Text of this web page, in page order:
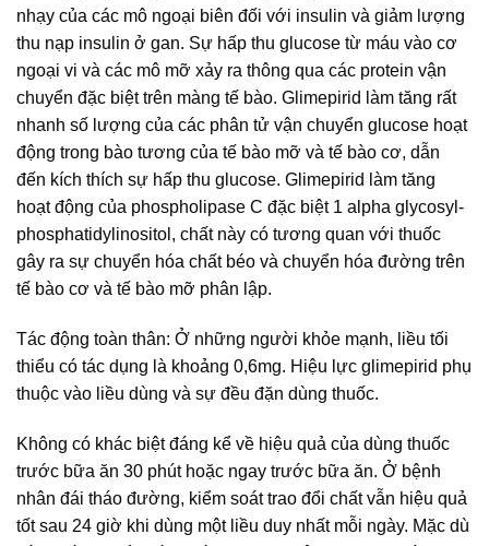
nhạy của các mô ngoại biên đối với insulin và giảm lượng
thu nạp insulin ở gan. Sự hấp thu glucose từ máu vào cơ
ngoại vi và các mô mỡ xảy ra thông qua các protein vận
chuyển đặc biệt trên màng tế bào. Glimepirid làm tăng rất
nhanh số lượng của các phân tử vận chuyển glucose hoạt
động trong bào tương của tế bào mỡ và tế bào cơ, dẫn
đến kích thích sự hấp thu glucose. Glimepirid làm tăng
hoạt động của phospholipase C đặc biệt 1 alpha glycosyl-
phosphatidylinositol, chất này có tương quan với thuốc
gây ra sự chuyển hóa chất béo và chuyển hóa đường trên
tế bào cơ và tế bào mỡ phân lập.
Tác động toàn thân: Ở những người khỏe mạnh, liều tối
thiểu có tác dụng là khoảng 0,6mg. Hiệu lực glimepirid phụ
thuộc vào liều dùng và sự đều đặn dùng thuốc.
Không có khác biệt đáng kể về hiệu quả của dùng thuốc
trước bữa ăn 30 phút hoặc ngay trước bữa ăn. Ở bệnh
nhân đái tháo đường, kiểm soát trao đổi chất vẫn hiệu quả
tốt sau 24 giờ khi dùng một liều duy nhất mỗi ngày. Mặc dù